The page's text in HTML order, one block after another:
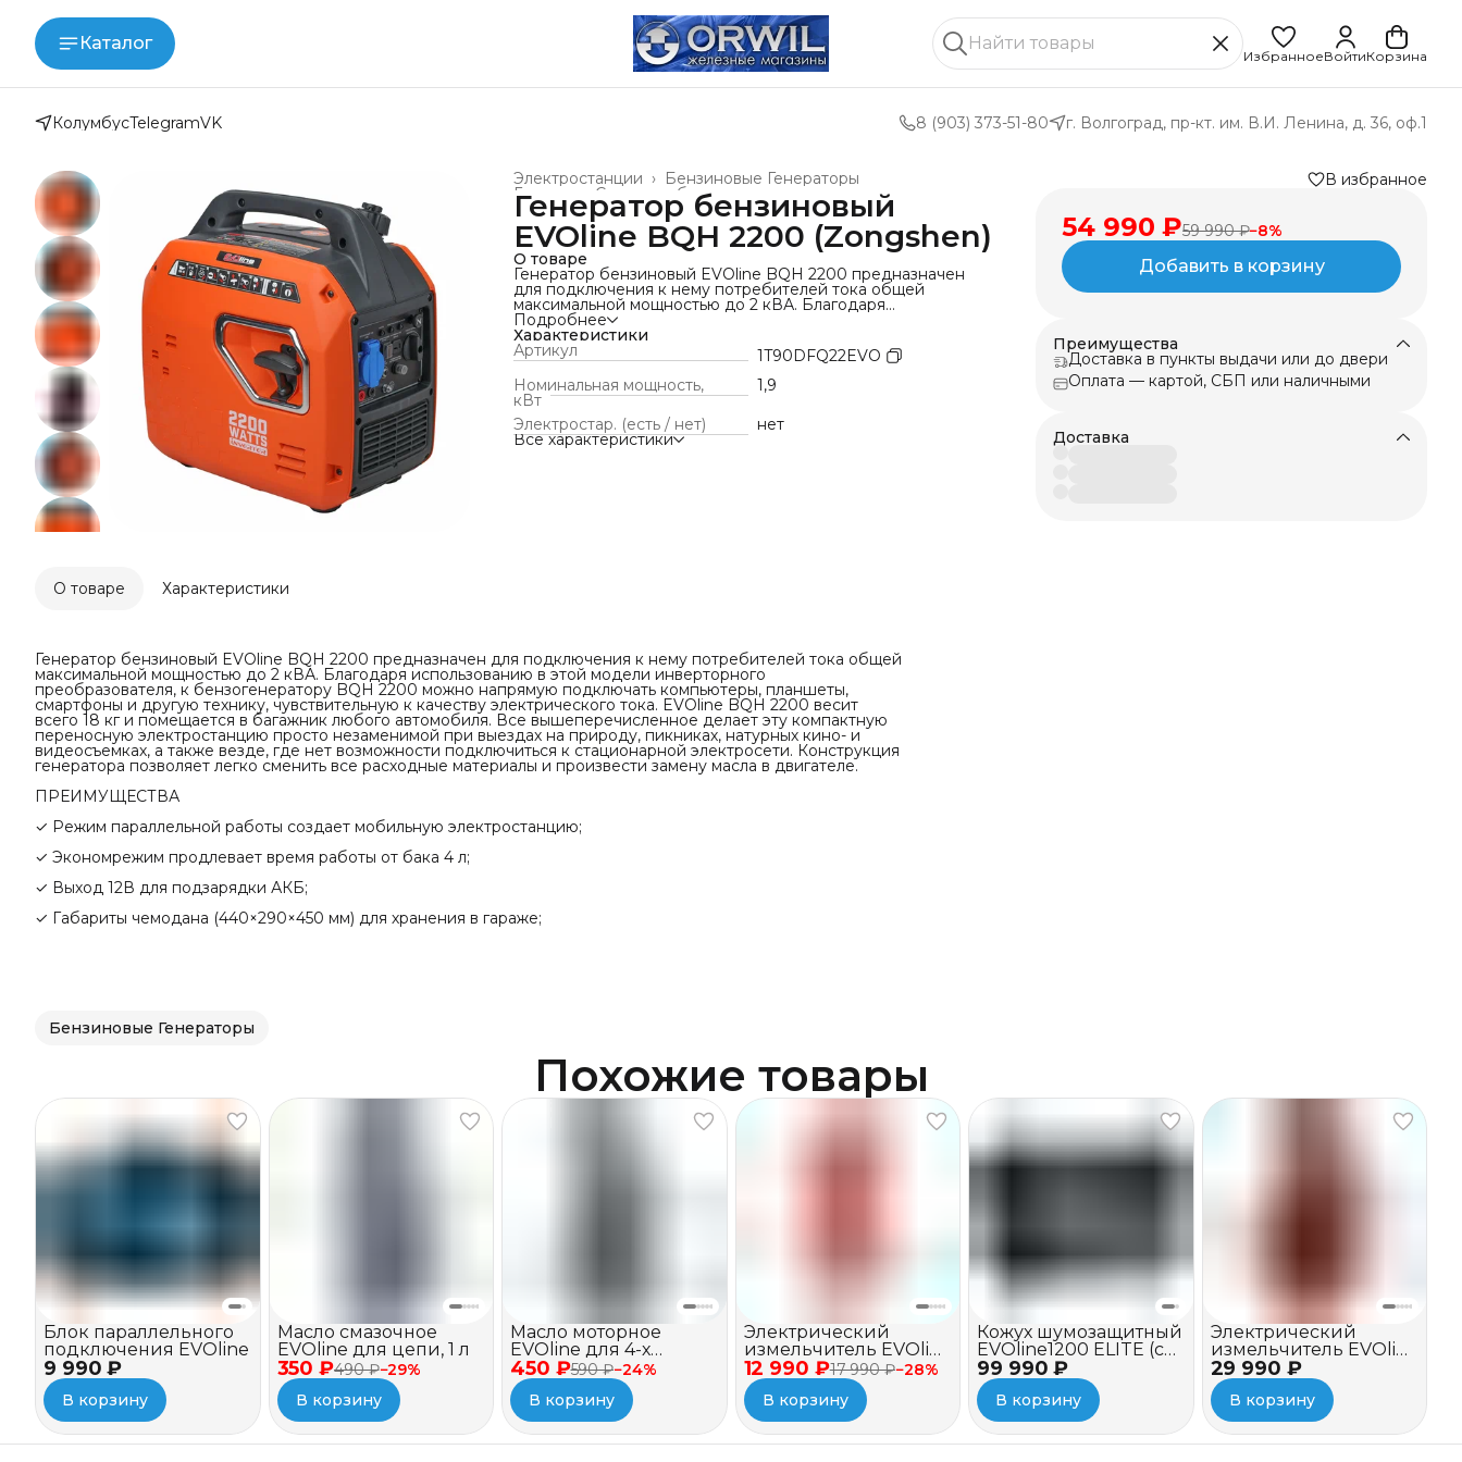
Каталог
ИзбранноеВойтиКорзина
КолумбусTelegramVK 8 (903) 373-51-80 г. Волгоград, пр-кт. им. В.И. Ленина, д. 36, оф.1
Бензиновые Генераторы
Электростанции ›
Силовое оборудование и техника
Главная
Генератор бензиновый
EVOline BQH 2200 (Zongshen)
О товаре
Генератор бензиновый EVOline BQH 2200 предназначен
для подключения к нему потребителей тока общей
максимальной мощностью до 2 кВА. Благодаря
использованию в этой модели инверторного
преобразователя, к бензогенератору BQH 2200 можно
напрямую подключать компьютеры, планшеты, смартфоны и
другую технику, чувствительную к качеству электрического
тока. EVOline BQH 2200 весит всего 18 кг и помещается в
багажник любого автомобиля. Все вышеперечисленное
делает эту компактную переносную электростанцию
просто незаменимой при выездах на природу, пикниках,
натурных кино- и видеосъемках, а также везде, где нет
Подробнее
Характеристики
Артикул
1T90DFQ22EVO
Номинальная мощность,
кВт
1,9
Электростар. (есть / нет)
нет
Все характеристики
В избранное
54 990 ₽59 990 ₽−8%
Добавить в корзину
Преимущества
Доставка в пункты выдачи или до двери
Оплата — картой, СБП или наличными
Доставка
О товаре Характеристики
Генератор бензиновый EVOline BQH 2200 предназначен для подключения к нему потребителей тока общей
максимальной мощностью до 2 кВА. Благодаря использованию в этой модели инверторного
преобразователя, к бензогенератору BQH 2200 можно напрямую подключать компьютеры, планшеты,
смартфоны и другую технику, чувствительную к качеству электрического тока. EVOline BQH 2200 весит
всего 18 кг и помещается в багажник любого автомобиля. Все вышеперечисленное делает эту компактную
переносную электростанцию просто незаменимой при выездах на природу, пикниках, натурных кино- и
видеосъемках, а также везде, где нет возможности подключиться к стационарной электросети. Конструкция
генератора позволяет легко сменить все расходные материалы и произвести замену масла в двигателе.
ПРЕИМУЩЕСТВА
✓ Режим параллельной работы создает мобильную электростанцию;
✓ Экономрежим продлевает время работы от бака 4 л;
✓ Выход 12В для подзарядки АКБ;
✓ Габариты чемодана (440×290×450 мм) для хранения в гараже;
Бензиновые Генераторы
Похожие товары
9 990 ₽
Блок параллельного
подключения EVOline
В корзину
350 ₽490 ₽−29%
Масло смазочное
EVOline для цепи, 1 л
В корзину
450 ₽590 ₽−24%
Масло моторное
EVOline для 4-х
тактных двигателей,
полусинтетическое,
SAE 10W-40 API SJ/CF, 1
л
В корзину
12 990 ₽17 990 ₽−28%
Электрический
измельчитель EVOline
BSE 2500
В корзину
99 990 ₽
Кожух шумозащитный
EVOline1200 ELITE (c
вентилятором)
В корзину
29 990 ₽
Электрический
измельчитель EVOline
BSE 2800 C
В корзину